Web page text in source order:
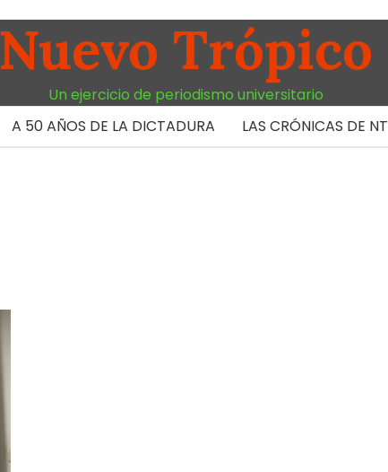
Nuevo Trópico
Un ejercicio de periodismo universitario
A 50 AÑOS DE LA DICTADURA LAS CRÓNICAS DE NT